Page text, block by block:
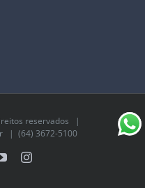
reservados |
| (64) 3672-5100
YouTubeInstagram